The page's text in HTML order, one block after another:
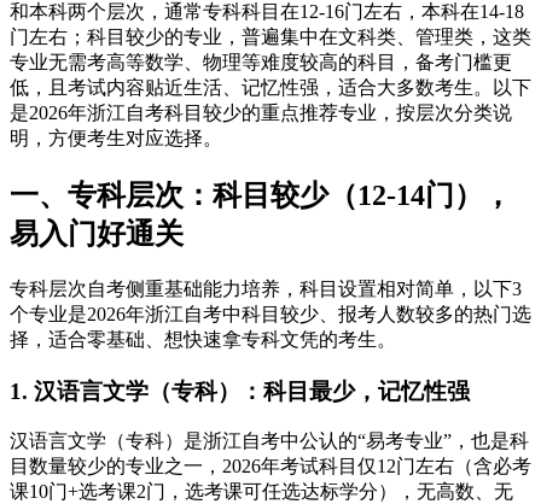
和本科两个层次，通常专科科目在12-16门左右，本科在14-18
门左右；科目较少的专业，普遍集中在文科类、管理类，这类
专业无需考高等数学、物理等难度较高的科目，备考门槛更
低，且考试内容贴近生活、记忆性强，适合大多数考生。以下
是2026年浙江自考科目较少的重点推荐专业，按层次分类说
明，方便考生对应选择。
一、专科层次：科目较少（12-14门），
易入门好通关
专科层次自考侧重基础能力培养，科目设置相对简单，以下3
个专业是2026年浙江自考中科目较少、报考人数较多的热门选
择，适合零基础、想快速拿专科文凭的考生。
1. 汉语言文学（专科）：科目最少，记忆性强
汉语言文学（专科）是浙江自考中公认的“易考专业”，也是科
目数量较少的专业之一，2026年考试科目仅12门左右（含必考
课10门+选考课2门，选考课可任选达标学分），无高数、无